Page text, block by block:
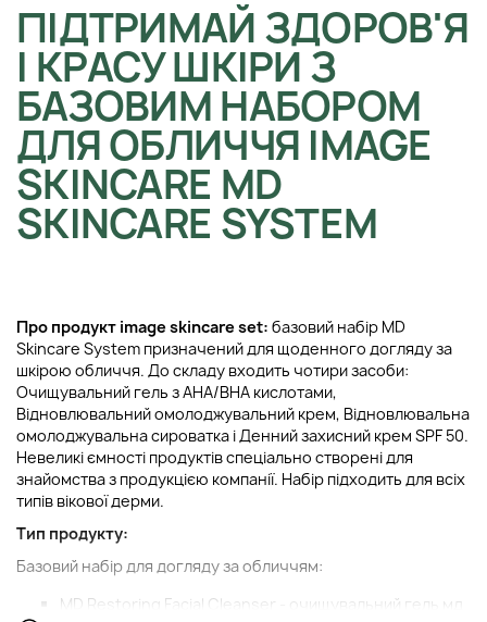
ПІДТРИМАЙ ЗДОРОВ'Я
І КРАСУ ШКІРИ З
БАЗОВИМ НАБОРОМ
ДЛЯ ОБЛИЧЧЯ IMAGE
SKINCARE MD
SKINCARE SYSTEM
Про продукт image skincare set: базовий набір MD
Skincare System призначений для щоденного догляду за
шкірою обличчя. До складу входить чотири засоби:
Очищувальний гель з АНА/ВНА кислотами,
Відновлювальний омолоджувальний крем, Відновлювальна
омолоджувальна сироватка і Денний захисний крем SPF 50.
Невеликі ємності продуктів спеціально створені для
знайомства з продукцією компанії. Набір підходить для всіх
типів вікової дерми.
Тип продукту:
Базовий набір для догляду за обличчям:
MD Restoring Facial Cleanser - очищувальний гель мд